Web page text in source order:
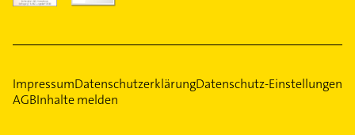
ImpressumDatenschutzerklärungDatenschutz-Einstellungen
AGBInhalte melden